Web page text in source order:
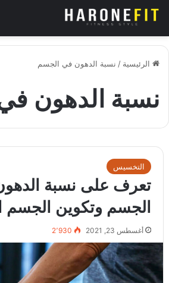
الرئيسية / نسبة الدهون في الجسم
نسبة الدهون
التخسيس
تعرف على نسبة
الجسم وتكوين الجسم
أغسطس 23, 2021 2٬930